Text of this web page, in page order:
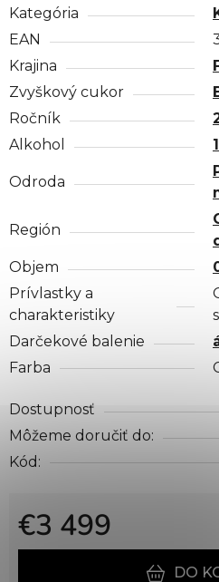
Kategória
EAN
Krajina
Zvyškový cukor
Ročník
Alkohol
Odroda
Región
Objem
Prívlastky a
charakteristiky
Darčekové balenie
Farba
Dostupnosť
Môžeme doručiť do:
Kód:
€3 499
Jednotková cena:
DO